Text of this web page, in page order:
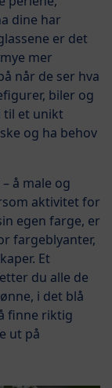
dine har
er det
mer
når de ser hva
biler og
til et unikt
og ha behov
– å male og
aktivitet for
egen farge, er
fargeblyanter,
Et
du alle de
i det blå
finne riktig
ut på